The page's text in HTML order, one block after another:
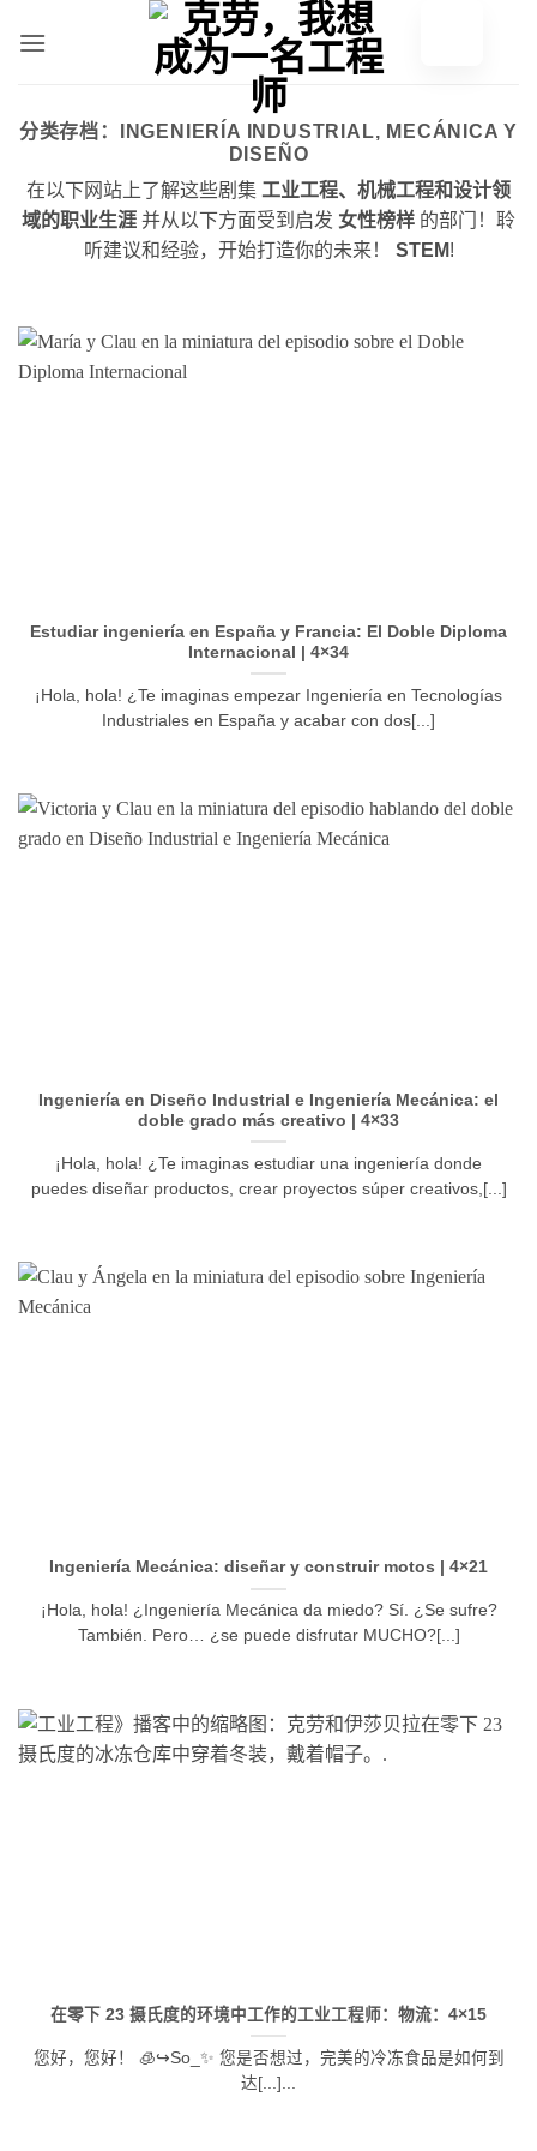
分类存档：
INGENIERÍA INDUSTRIAL, MECÁNICA Y
DISEÑO
在以下网站上了解这些剧集 工业工程、机械工程和设计领
域的职业生涯 并从以下方面受到启发 女性榜样 的部门！聆
听建议和经验，开始打造你的未来！ STEM!
Estudiar ingeniería en España y Francia: El Doble Diploma
Internacional | 4×34
¡Hola, hola! ¿Te imaginas empezar Ingeniería en Tecnologías
Industriales en España y acabar con dos[...]
Ingeniería en Diseño Industrial e Ingeniería Mecánica: el
doble grado más creativo | 4×33
¡Hola, hola! ¿Te imaginas estudiar una ingeniería donde
puedes diseñar productos, crear proyectos súper creativos,[...]
Ingeniería Mecánica: diseñar y construir motos | 4×21
¡Hola, hola! ¿Ingeniería Mecánica da miedo? Sí. ¿Se sufre?
También. Pero… ¿se puede disfrutar MUCHO?[...]
在零下 23 摄氏度的环境中工作的工业工程师：物流：4×15
您好，您好！ 🧊↪So_✨ 您是否想过，完美的冷冻食品是如何到
达[...]...